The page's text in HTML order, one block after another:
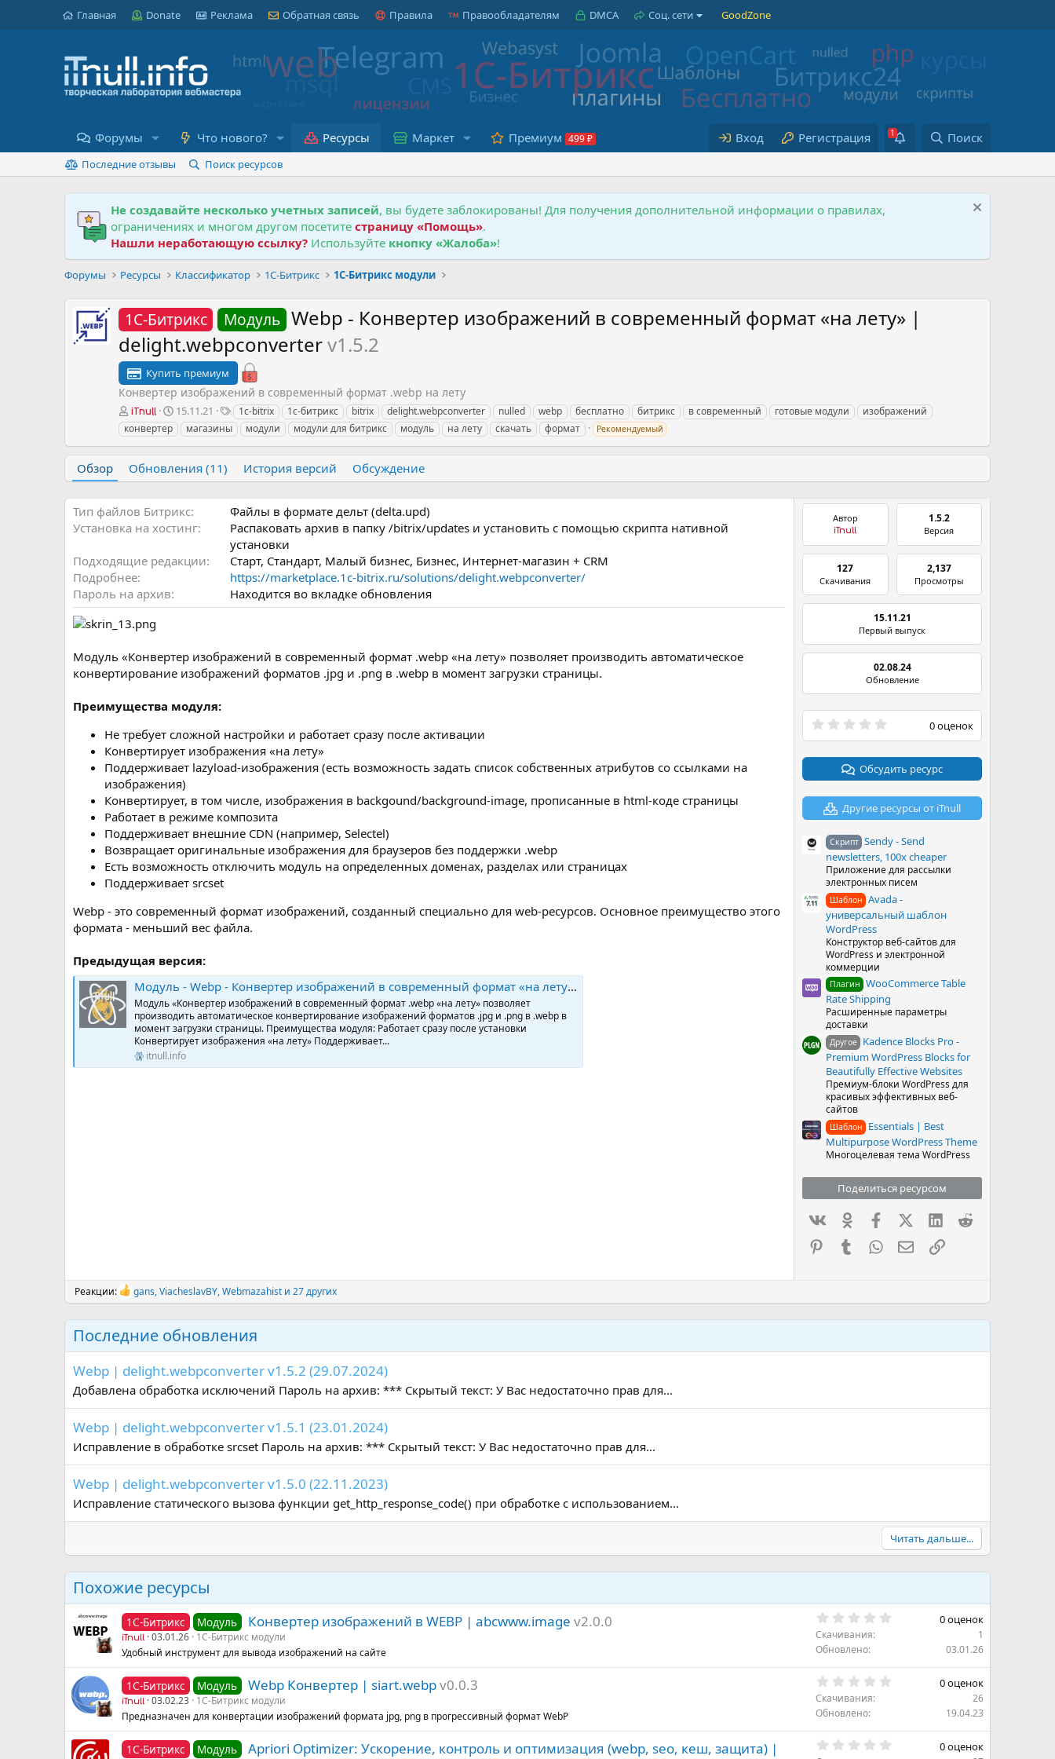
Главная Donate Реклама Обратная связь Правила Правообладателям DMCA Соц. сети GoodZone
Форумы Что нового? Ресурсы Маркет Премиум Вход Регистрация Поиск
Последние отзывы Поиск ресурсов
Не создавайте несколько учетных записей, вы будете заблокированы! Для получения дополнительной информации о правилах,
ограничениях и многом другом посетите страницу «Помощь».
Нашли неработающую ссылку?Используйте кнопку «Жалоба»!
Форумы Ресурсы Классификатор 1С-Битрикс 1С-Битрикс модули
1С-Битрикс Модуль Webp - Конвертер изображений в современный формат «на лету» |
delight.webpconverterv1.5.2
Купить премиум
Конвертер изображений в современный формат .webp на лету
А
в
т
р
iTnull
Д
а
с
о
д
а
я
15.11.21
Т
е
г
1c-bitrix 1с-битрикс bitrix delight.webpconverter nulled webp бесплатно битрикс в современный готовые модули
изображений
конвертер
магазины модули модули для битрикс модуль на лету скачать формат Рекомендуемый
Обзор Обновления (11) История версий Обсуждение
Тип файлов Битрикс
Файлы в формате дельт (delta.upd)
Установка на хостинг
Распаковать архив в папку /bitrix/updates и установить с помощью скрипта нативной
установки
Подходящие редакции
Старт, Стандарт, Малый бизнес, Бизнес, Интернет-магазин + CRM
Подробнее
https://marketplace.1c-bitrix.ru/solutions/delight.webpconverter/
Пароль на архив
Находится во вкладке обновления
Модуль «Конвертер изображений в современный формат .webp «на лету» позволяет производить автоматическое
конвертирование изображений форматов .jpg и .png в .webp в момент загрузки страницы.
Преимущества модуля:
Не требует сложной настройки и работает сразу после активации
Конвертирует изображения «на лету»
Поддерживает lazyload-изображения (есть возможность задать список собственных атрибутов со ссылками на
изображения)
Конвертирует, в том числе, изображения в backgound/background-image, прописанные в html-коде страницы
Работает в режиме композита
Поддерживает внешние CDN (например, Selectel)
Возвращает оригинальные изображения для браузеров без поддержки .webp
Есть возможность отключить модуль на определенных доменах, разделах или страницах
Поддерживает srcset
Webp - это современный формат изображений, созданный специально для web-ресурсов. Основное преимущество этого
формата - меньший вес файла.
Предыдущая версия:
Модуль - Webp - Конвертер изображений в современный формат «на лету» - delight.webpconverter
Модуль «Конвертер изображений в современный формат .webp «на лету» позволяет
производить автоматическое конвертирование изображений форматов .jpg и .png в .webp в
момент загрузки страницы. Преимущества модуля: Работает сразу после установки
Конвертирует изображения «на лету» Поддерживает...
itnull.info
Автор
iTnull
1.5.2
Версия
127
Скачивания
2,137
Просмотры
15.11.21
Первый выпуск
02.08.24
Обновление
0
0
з
в
з
д
0 оценок
Обсудить ресурс
Другие ресурсы от iTnull
Скрипт Sendy - Send
newsletters, 100x cheaper
Приложение для рассылки
электронных писем
Шаблон Avada -
универсальный шаблон
WordPress
Конструктор веб-сайтов для
WordPress и электронной
коммерции
Плагин WooCommerce Table
Rate Shipping
Расширенные параметры
доставки
Другое Kadence Blocks Pro -
Premium WordPress Blocks for
Beautifully Effective Websites
Премиум-блоки WordPress для
красивых эффективных веб-
сайтов
Шаблон
Essentials | Best
Multipurpose WordPress Theme
Многоцелевая тема WordPress
Поделиться ресурсом
ВконтактеОдноклассники
FacebookX (Twitter)
LinkedIn
PinterestTumblrWhatsAppЭлектронная почта
Ссылка
Реакции:
Р
а
к
и
gans,ViacheslavBY,Webmazahist и 27 других
Последние обновления
Webp | delight.webpconverter v1.5.2 (29.07.2024)
Добавлена обработка исключений Пароль на архив: *** Скрытый текст: У Вас недостаточно прав для...
Webp | delight.webpconverter v1.5.1 (23.01.2024)
Исправление в обработке srcset Пароль на архив: *** Скрытый текст: У Вас недостаточно прав для...
Webp | delight.webpconverter v1.5.0 (22.11.2023)
Исправление статического вызова функции get_http_response_code() при обработке с использованием...
Читать дальше...
Похожие ресурсы
1С-Битрикс Модуль Конвертер изображений в WEBP | abcwww.image v2.0.0
iTnull 03.01.26 1С-Битрикс модули
Удобный инструмент для вывода изображений на сайте
в
0 оценок
Скачивания
1
Обновлено
03.01.26
1С-Битрикс Модуль Webp Конвертер | siart.webpv0.0.3
iTnull 03.02.23 1С-Битрикс модули
Предназначен для конвертации изображений формата jpg, png в прогрессивный формат WebP
в
0 оценок
Скачивания
26
Обновлено
19.04.23
1С-Битрикс Модуль
Apriori Optimizer: Ускорение, контроль и оптимизация (webp, seo, кеш, защита) |
0 оценок